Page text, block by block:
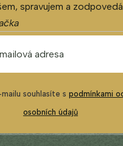
spravujem a
souhlasíte s podmínkami
osobních údajů